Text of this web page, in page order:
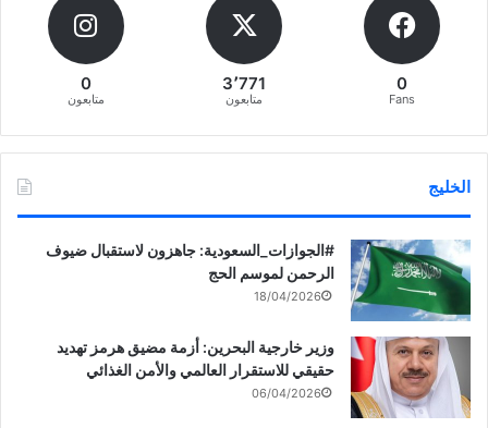
0
Fans
3٬771
متابعون
0
متابعون
الخليج
‏‎#الجوازات_السعودية: جاهزون لاستقبال ضيوف
الرحمن لموسم الحج
18/04/2026
وزير خارجية البحرين: أزمة مضيق هرمز تهديد
حقيقي للاستقرار العالمي والأمن الغذائي
06/04/2026